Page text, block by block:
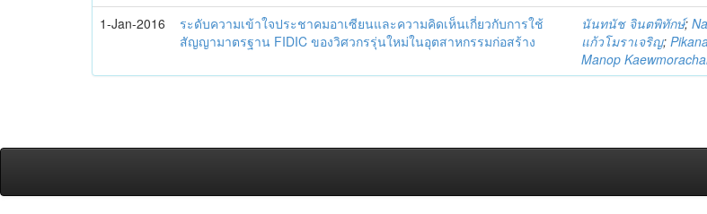
1-Jan-2016
ระดับความเข้าใจประชาคมอาเซียนและความคิดเห็นเกี่ยวกับการใช้
สัญญามาตรฐาน FIDIC ของวิศวกรรุ่นใหม่ในอุตสาหกรรมก่อสร้าง
นันทนัช จินตพิทักษ์;
แก้วโมราเจริญ;
Manop